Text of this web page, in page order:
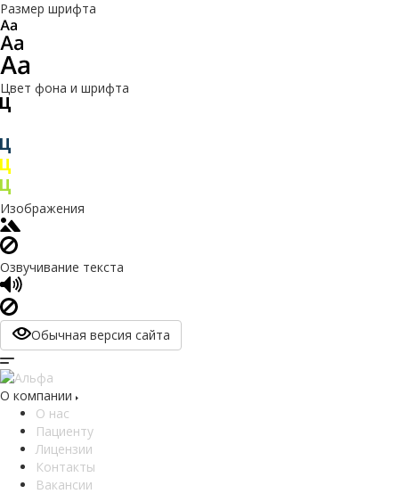
Размер шрифта
Цвет фона и шрифта
Изображения
Озвучивание текста
Обычная версия сайта
О компании
О нас
Пациенту
Лицензии
Контакты
Вакансии